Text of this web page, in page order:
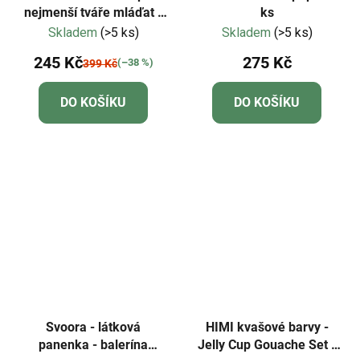
nejmenší tváře mláďat -
Dudu
Skladem (>5 ks)
245 Kč399 Kč(–38 %)
DO KOŠÍKU
ks
Skladem (>5 ks)
275 Kč
DO KOŠÍKU
Svoora - látková
panenka - balerína
HIMI kvašové barvy -
Jelly Cup Gouache Set -